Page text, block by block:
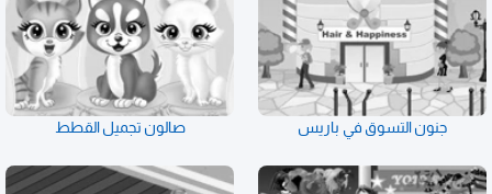
جنون التسوق في باريس صالون تجميل القطط